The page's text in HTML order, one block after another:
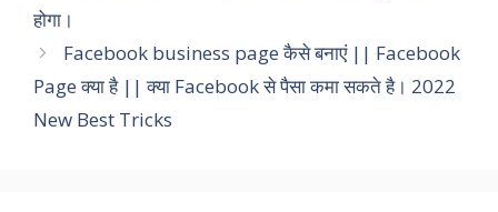
होगा।
Facebook business page कैसे बनाएं || Facebook
Page क्या है || क्या Facebook से पैसा कमा सकते है। 2022
New Best Tricks